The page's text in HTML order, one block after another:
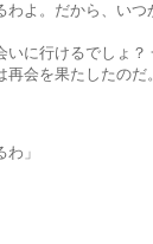
ら、いつか会
るでしょ？ 一
を果たしたのだ。
」